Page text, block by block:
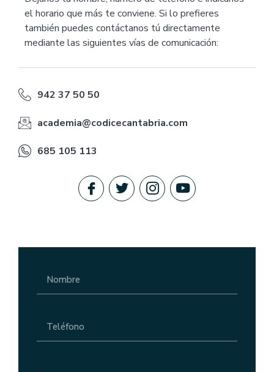
el horario que más te conviene. Si lo prefieres
también puedes contáctanos tú directamente
mediante las siguientes vías de comunicación:
942 37 50 50
academia@codicecantabria.com
685 105 113